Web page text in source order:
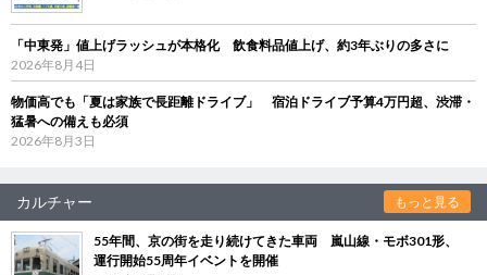
「中東発」値上げラッシュが本格化 飲食料品値上げ、約3年ぶりの多さに
2026年8月4日
物価高でも「夏は家族で長距離ドライブ」 宿泊ドライブ予算4万円超、渋滞・
猛暑への備えも必須
2026年8月3日
カルチャー もっと見る
55年間、京の街を走り続けてきた車両 嵐山線・モボ301形、
運行開始55周年イベントを開催